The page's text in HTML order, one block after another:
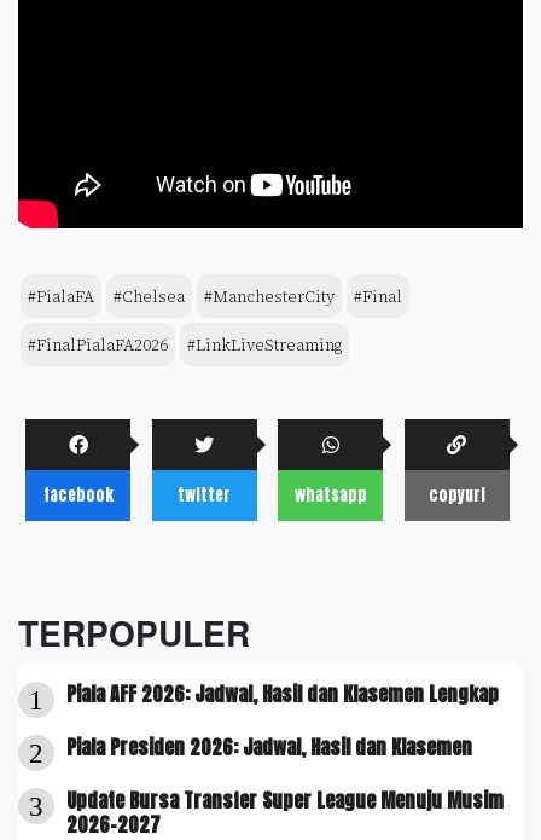
#PialaFA #Chelsea #ManchesterCity #Final
#FinalPialaFA2026 #LinkLiveStreaming
facebook twitter whatsapp copyurl
TERPOPULER
1 Piala AFF 2026: Jadwal, Hasil dan Klasemen Lengkap
2 Piala Presiden 2026: Jadwal, Hasil dan Klasemen
3
Update Bursa Transfer Super League Menuju Musim
2026-2027